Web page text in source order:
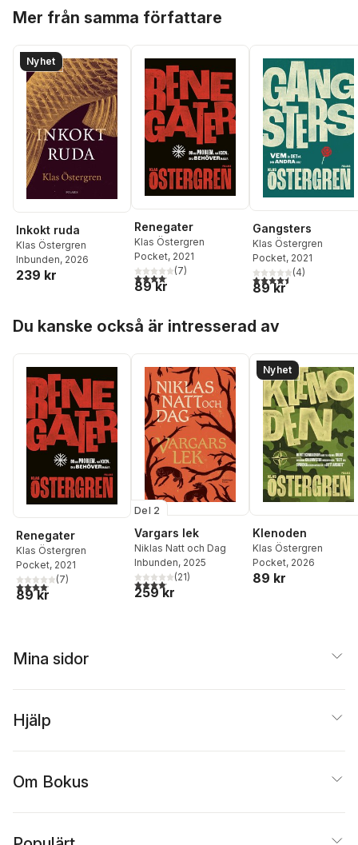
Mer från samma författare
Nyhet
Inkokt ruda
Klas Östergren
Inbunden, 2026
239 kr
Renegater
Klas Östergren
Pocket, 2021
4,1utav 5 stjärnor. Totalt antal röster:
(7)
89 kr
Gangsters
Klas Östergren
Pocket, 2021
4,5utav 5 stjärnor.
(4)
89 kr
Du kanske också är intresserad av
Renegater
Klas Östergren
Pocket, 2021
4,1utav 5 stjärnor. Totalt antal röster:
(7)
89 kr
Del 2
Vargars lek
Niklas Natt och Dag
Inbunden, 2025
4,1utav 5 stjärnor. Totalt antal röster:
(21)
259 kr
Nyhet
Klenoden
Klas Östergren
Pocket, 2026
89 kr
Mina sidor
Hjälp
Om Bokus